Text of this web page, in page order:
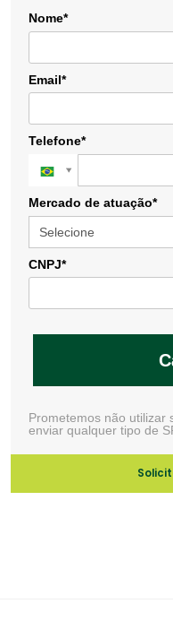
Nome*
Email*
Telefone*
Mercado de atuação*
CNPJ*
Prometemos não utilizar
enviar qualquer tipo de